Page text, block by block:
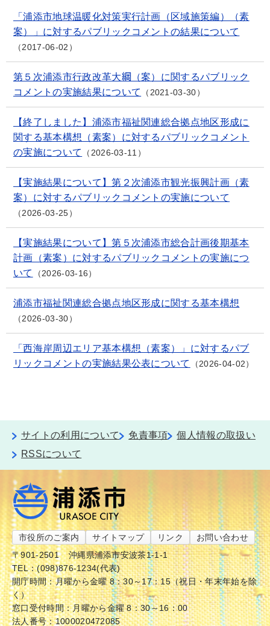
「浦添市地球温暖化対策実行計画（区域施策編）（素
案）」に対するパブリックコメントの結果について
2017-06-02
第５次浦添市行政改革大綱（案）に関するパブリック
コメントの実施結果について
2021-03-30
【終了しました】浦添市福祉関連総合拠点地区形成に
関する基本構想（素案）に対するパブリックコメント
の実施について
2026-03-11
【実施結果について】第２次浦添市観光振興計画（素
案）に対するパブリックコメントの実施について
2026-03-25
【実施結果について】第５次浦添市総合計画後期基本
計画（素案）に対するパブリックコメントの実施につ
いて
2026-03-16
浦添市福祉関連総合拠点地区形成に関する基本構想
2026-03-30
「西海岸周辺エリア基本構想（素案）」に対するパブ
リックコメントの実施結果公表について
2026-04-02
サイトの利用について 免責事項
個人情報の取扱い
RSSについて
市役所のご案内 サイトマップ リンク
お問い合わせ
〒901-2501
沖縄県浦添市安波茶1-1-1
TEL：(098)876-1234(代表)
開庁時間：月曜から金曜 8：30～17：15（祝日・年末年始を除
く）
窓口受付時間：月曜から金曜 8：30～16：00
法人番号：1000020472085